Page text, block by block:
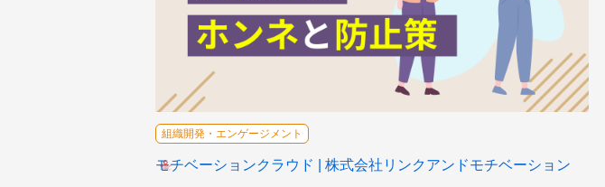
組織開発・エンゲージメント
モチベーションクラウド 株式会社リンクアンドモチベーション